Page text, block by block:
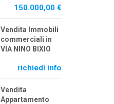
150.000,00 €
Vendita Immobili
commerciali in
VIA NINO BIXIO
richiedi info
Vendita
Appartamento